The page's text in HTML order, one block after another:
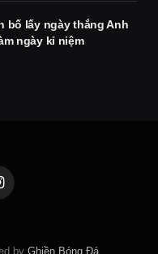
bố lấy ngày thắng Anh
ngày kỉ niệm
by Ghiền Bóng Đá